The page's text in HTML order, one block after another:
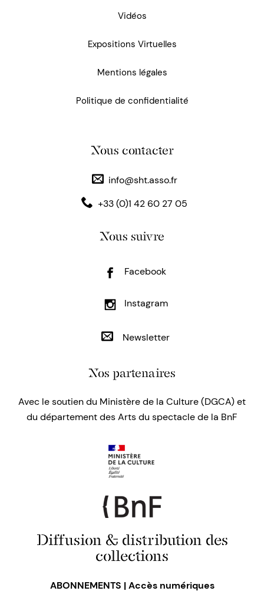
Vidéos
Expositions Virtuelles
Mentions légales
Politique de confidentialité
Nous contacter
info@sht.asso.fr
+33 (0)1 42 60 27 05
Nous suivre
Facebook
Instagram
Newsletter
Nos partenaires
Avec le soutien du Ministère de la Culture (DGCA) et
du département des Arts du spectacle de la BnF
Diffusion & distribution des
collections
ABONNEMENTS | Accès numériques